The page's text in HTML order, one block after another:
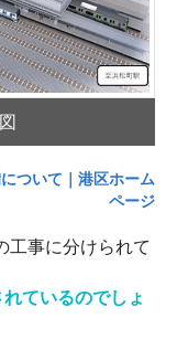
ついて｜港区ホーム
ページ
工事に分けられて
ているのでしょ